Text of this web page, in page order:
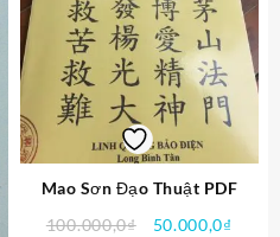
Mao Sơn Đạo Thuật PDF
100.000,0₫
Giá
50.000,0₫